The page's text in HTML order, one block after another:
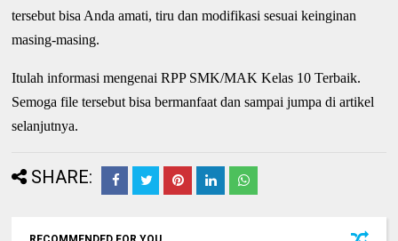
tersebut bisa Anda amati, tiru dan modifikasi sesuai keinginan
masing-masing.
Itulah informasi mengenai RPP SMK/MAK Kelas 10 Terbaik.
Semoga file tersebut bisa bermanfaat dan sampai jumpa di artikel
selanjutnya.
SHARE: